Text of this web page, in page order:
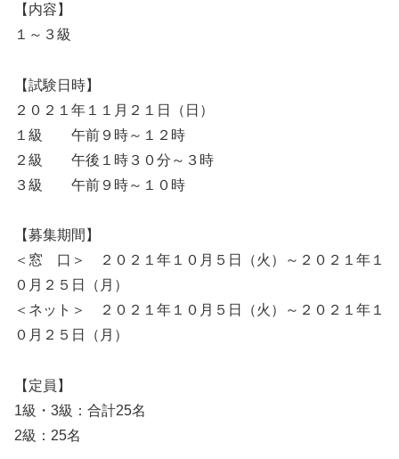
【内容】
１～３級
【試験日時】
２０２１年１１月２１日（日）
１級 午前９時～１２時
２級 午後１時３０分～３時
３級 午前９時～１０時
【募集期間】
＜窓 口＞ ２０２１年１０月５日（火）～２０２１年１
０月２５日（月）
＜ネット＞ ２０２１年１０月５日（火）～２０２１年１
０月２５日（月）
【定員】
1級・3級：合計25名
2級：25名